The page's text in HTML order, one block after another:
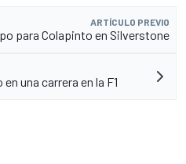
ARTÍCULO PREVIO
para Colapinto en Silverstone
una carrera en la F1